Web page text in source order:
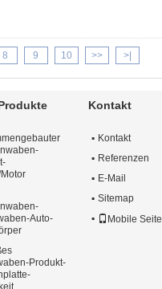
8 9 10 >> >|
Auto-
Produkt-
Kontakt
Kontakt
Referenzen
E-Mail
Sitemap
Mobile Seite